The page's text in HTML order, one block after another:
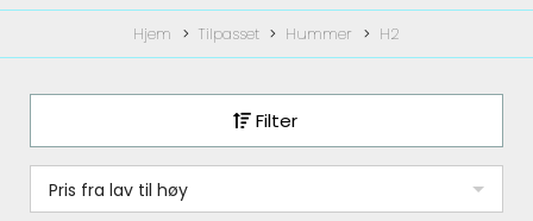
Hjem Tilpasset Hummer H2
Filter
Pris fra lav til høy